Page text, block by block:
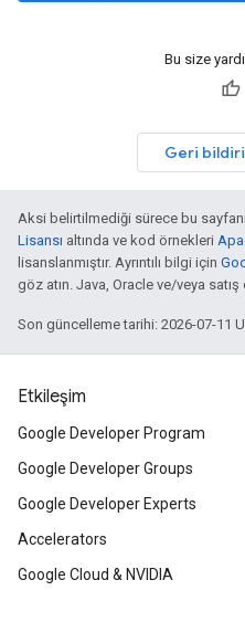
Bu size
Geri
Aksi belirtilmediği sürece bu
Lisansı altında ve kod örnekleri
lisanslanmıştır. Ayrıntılı bilgi için
göz atın. Java, Oracle ve/veya satış
Son güncelleme tarihi: 2026-07-11
Etkileşim
Google Developer Program
Google Developer Groups
Google Developer Experts
Accelerators
Google Cloud & NVIDIA